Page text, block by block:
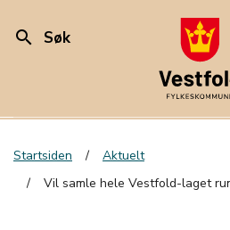
search Søk
Startsiden
Aktuelt
Vil samle hele Vestfold-laget